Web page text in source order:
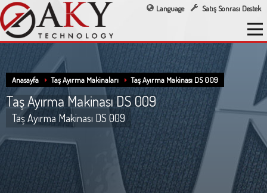
Language Satış Sonrası Destek
Anasayfa Taş Ayırma Makinaları Taş Ayırma Makinası DS 009
Taş Ayırma Makinası DS 009
Taş Ayırma Makinası DS 009